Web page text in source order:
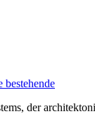
bestehende
der